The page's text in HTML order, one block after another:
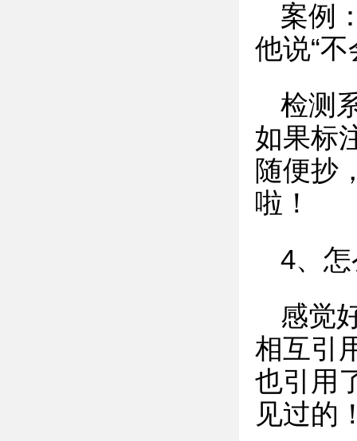
案例
他说“
检测
如果标
随便抄
啦！
4、
感觉
相互引
也引用
见过的